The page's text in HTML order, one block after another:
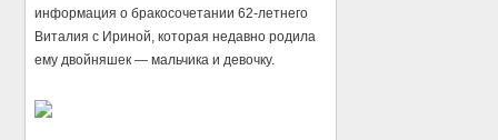
информация о бракосочетании 62-летнего
Виталия с Ириной, которая недавно родила
ему двойняшек — мальчика и девочку.